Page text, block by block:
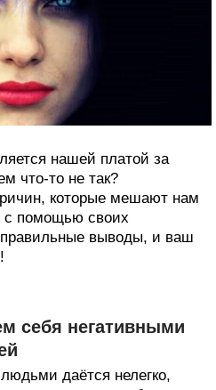
нашей платой за
что-то не так?
которые мешают нам
с помощью своих
выводы, и ваш
себя негативными
даётся нелегко,